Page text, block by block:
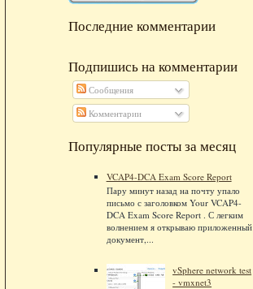
Последние комментарии
Подпишись на комментарии
Сообщения
Комментарии
Популярные посты за месяц
VCAP4-DCA Exam Score Report
Пару минут назад на почту упало
письмо с заголовком Your VCAP4-
DCA Exam Score Report . С легким
волнением я открываю приложенный
документ,...
vSphere network test
- vmxnet3